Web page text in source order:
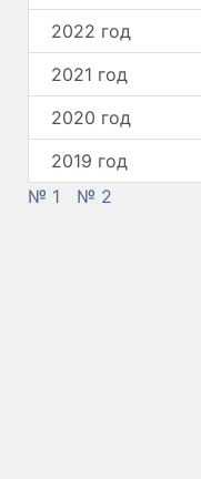
2022 год
2021 год
2020 год
2019 год
№ 1
№ 2